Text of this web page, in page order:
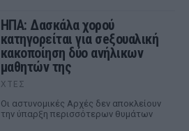
ΗΠΑ: Δασκάλα χορού
κατηγορείται για σeξουαλική
κακοποίηση δύο ανήλικων
μαθητών της
ΧΤΕΣ
Οι αστυνομικές Αρχές δεν αποκλείουν
την ύπαρξη περισσότερων θυμάτων